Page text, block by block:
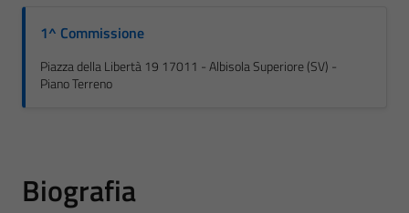
1^ Commissione
Piazza della Libertà 19 17011 - Albisola Superiore (SV) -
Piano Terreno
Biografia